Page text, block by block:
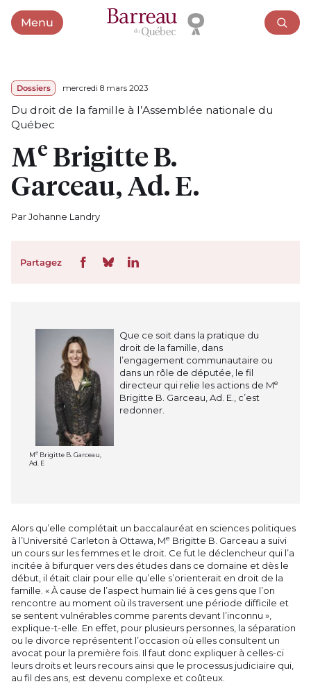
MenuOuvrir le menu
Dossiers mercredi 8 mars 2023
Du droit de la famille à l’Assemblée nationale du
Québec
Me Brigitte B.
Garceau, Ad. E.
Par Johanne Landry
Partagez
Me Brigitte B. Garceau,
Ad. E
Que ce soit dans la pratique du
droit de la famille, dans
l’engagement communautaire ou
dans un rôle de députée, le fil
directeur qui relie les actions de Me
Brigitte B. Garceau, Ad. E., c’est
redonner.
Alors qu’elle complétait un baccalauréat en sciences politiques
à l’Université Carleton à Ottawa, Me Brigitte B. Garceau a suivi
un cours sur les femmes et le droit. Ce fut le déclencheur qui l’a
incitée à bifurquer vers des études dans ce domaine et dès le
début, il était clair pour elle qu’elle s’orienterait en droit de la
famille. « À cause de l’aspect humain lié à ces gens que l’on
rencontre au moment où ils traversent une période difficile et
se sentent vulnérables comme parents devant l’inconnu »,
explique-t-elle. En effet, pour plusieurs personnes, la séparation
ou le divorce représentent l’occasion où elles consultent un
avocat pour la première fois. Il faut donc expliquer à celles-ci
leurs droits et leurs recours ainsi que le processus judiciaire qui,
au fil des ans, est devenu complexe et coûteux.